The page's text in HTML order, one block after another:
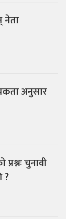
नेता
अनुसार
चुनावी
?